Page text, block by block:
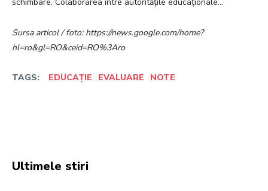
schimbare. Colaborarea între autoritățile educaționale…
Sursa articol / foto: https://news.google.com/home?
hl=ro&gl=RO&ceid=RO%3Aro
TAGS: EDUCAȚIE EVALUARE NOTE
Ultimele stiri